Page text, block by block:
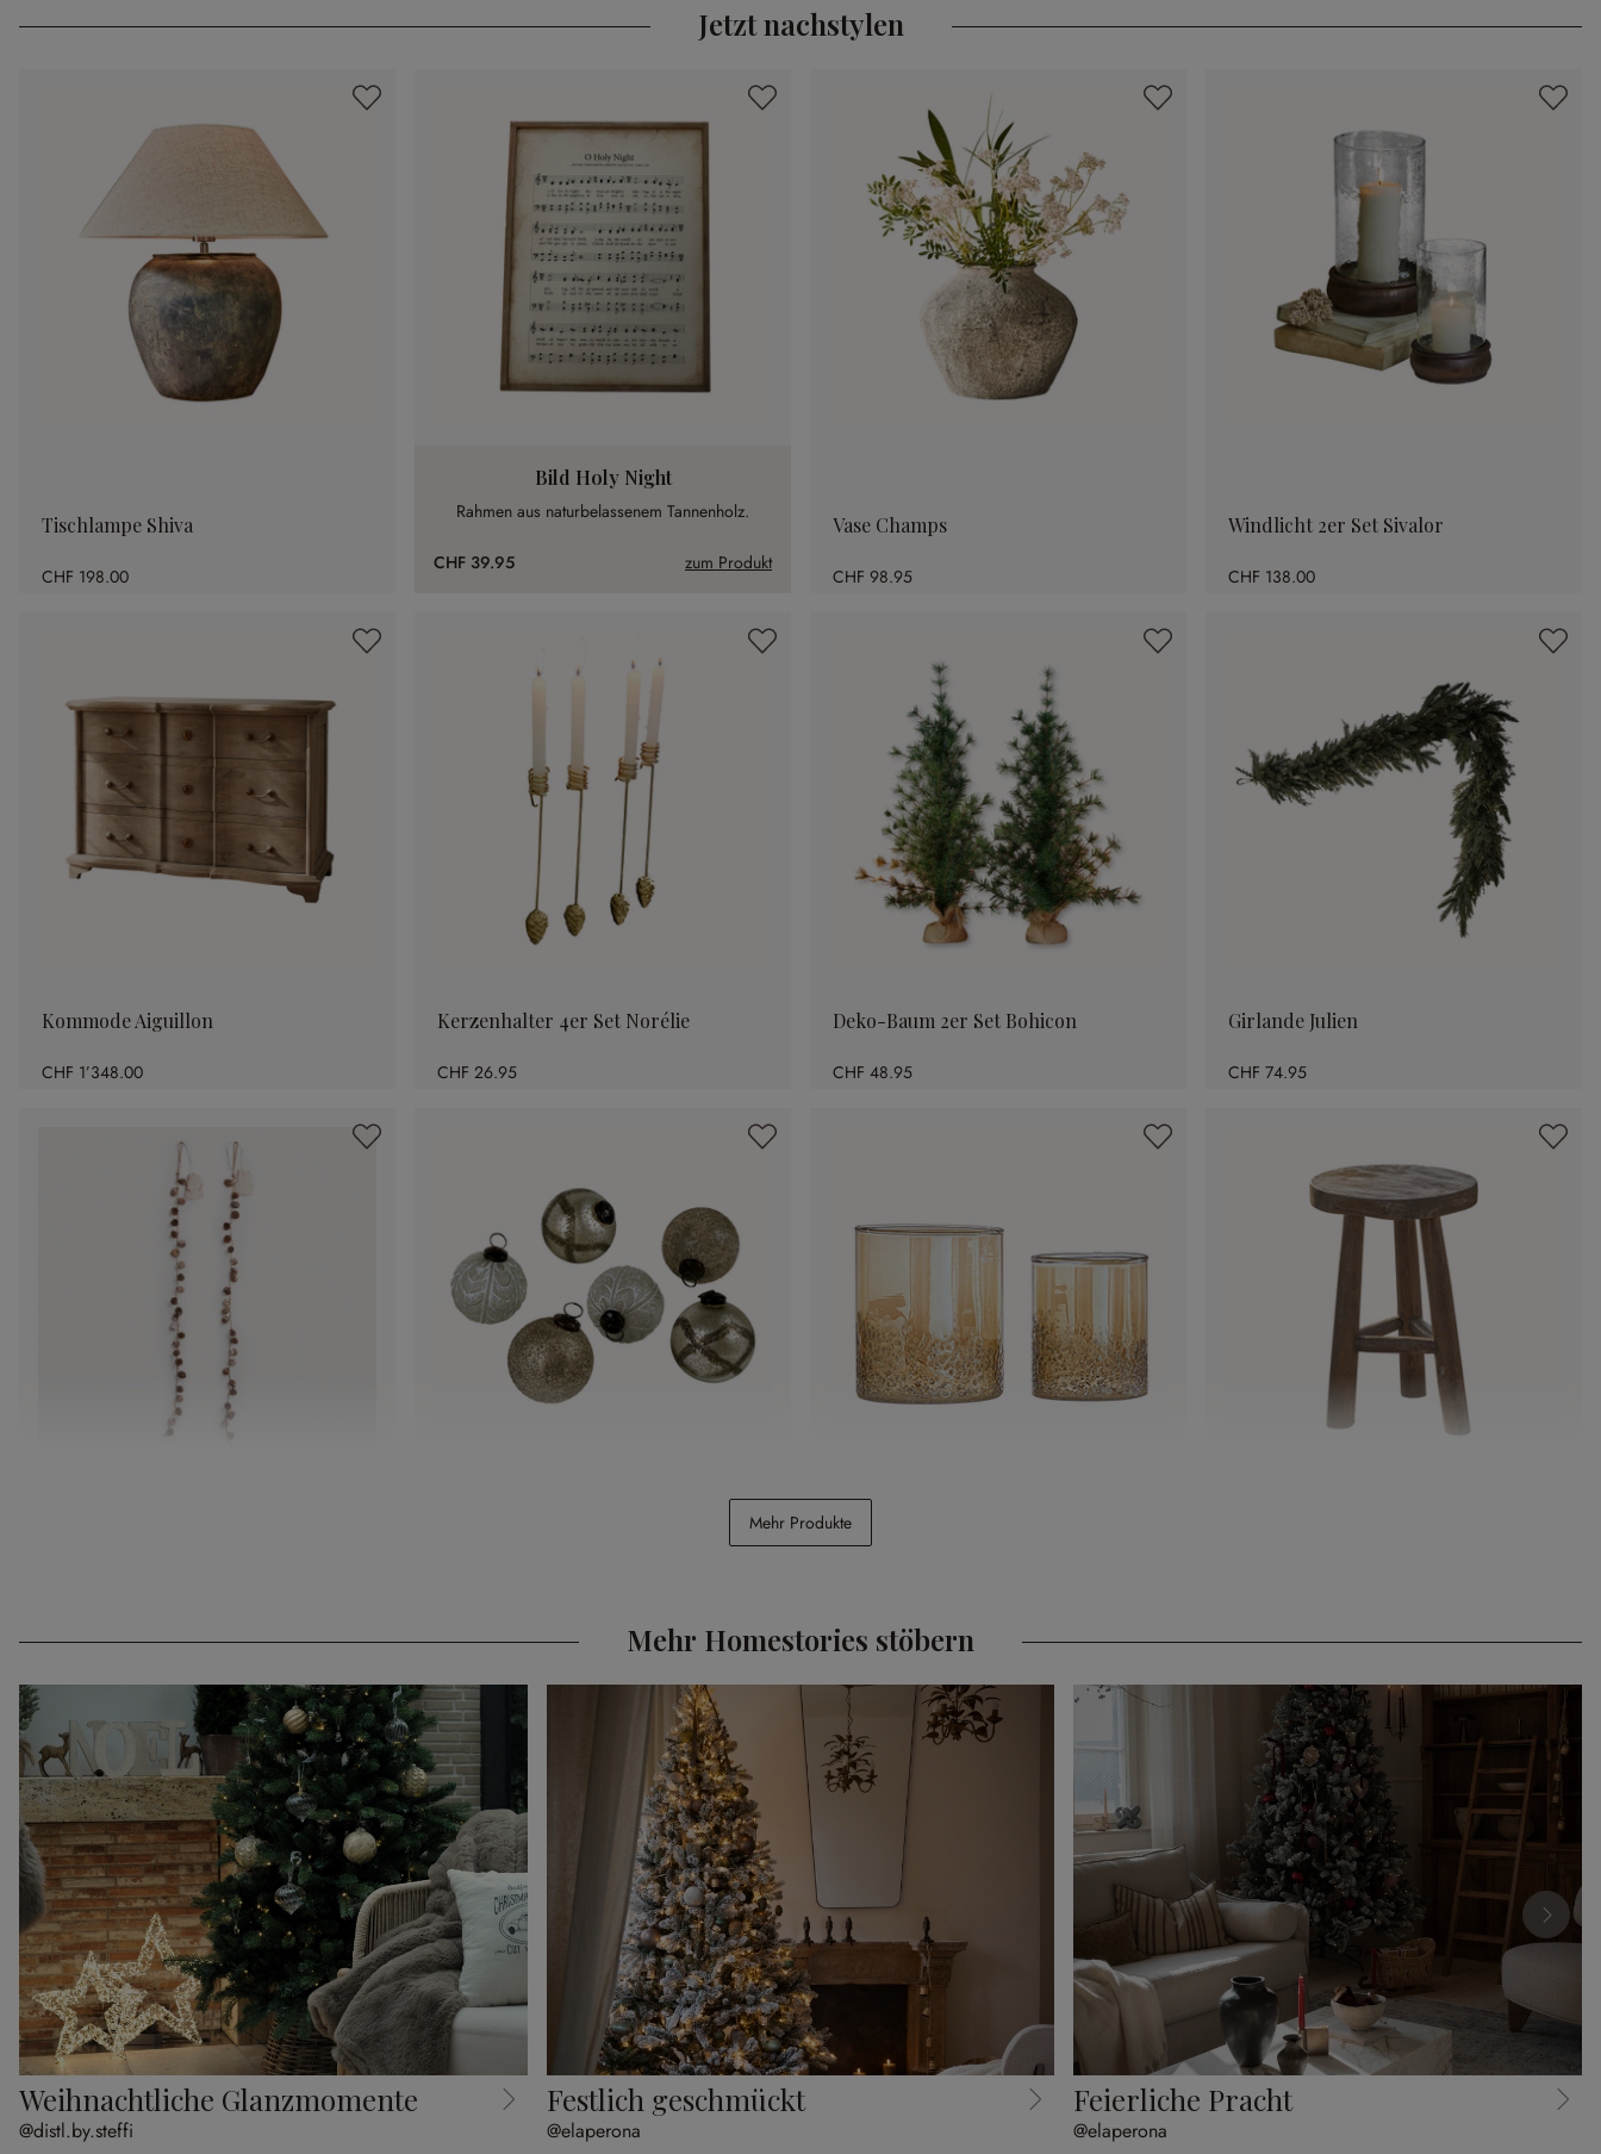
Jetzt nachstylen
Tischlampe Shiva
CHF 198.00
Bild Holy Night
Rahmen aus naturbelassenem Tannenholz.
CHF 39.95 zum Produkt
Vase Champs
CHF 98.95
Windlicht 2er Set Sivalor
CHF 138.00
Kommode Aiguillon
CHF 1’348.00
Kerzenhalter 4er Set Norélie
CHF 26.95
Deko-Baum 2er Set Bohicon
CHF 48.95
Girlande Julien
CHF 74.95
Windlicht 2er Set Plélo
Mehr Produkte
Mehr Homestories stöbern
Weihnachtliche Glanzmomente
@distl.by.steffi
Festlich geschmückt
@elaperona
Feierliche Pracht
@elaperona